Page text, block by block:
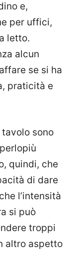
e,
per uffici,
letto.
alcun
se si ha
praticità e
sono
quindi, che
di dare
l’intensità
si può
troppi
altro aspetto